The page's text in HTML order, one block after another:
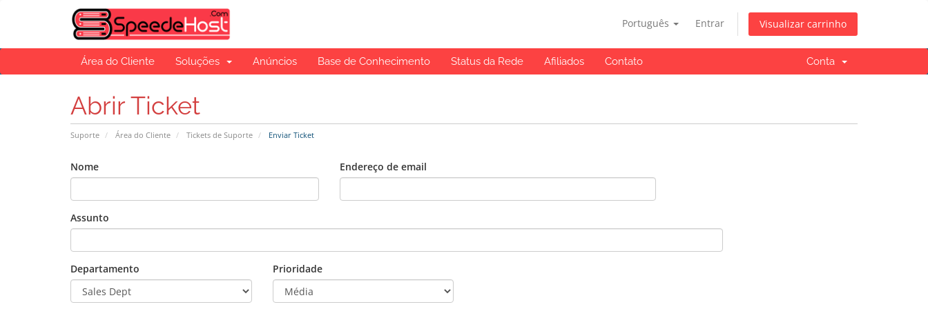
Português Entrar Visualizar carrinho
Área do Cliente Soluções Anúncios Base de Conhecimento Status da Rede Afiliados Contato Conta
Abrir Ticket
Suporte Área do Cliente Tickets de Suporte Enviar Ticket
Nome Endereço de email
Assunto
Departamento Prioridade